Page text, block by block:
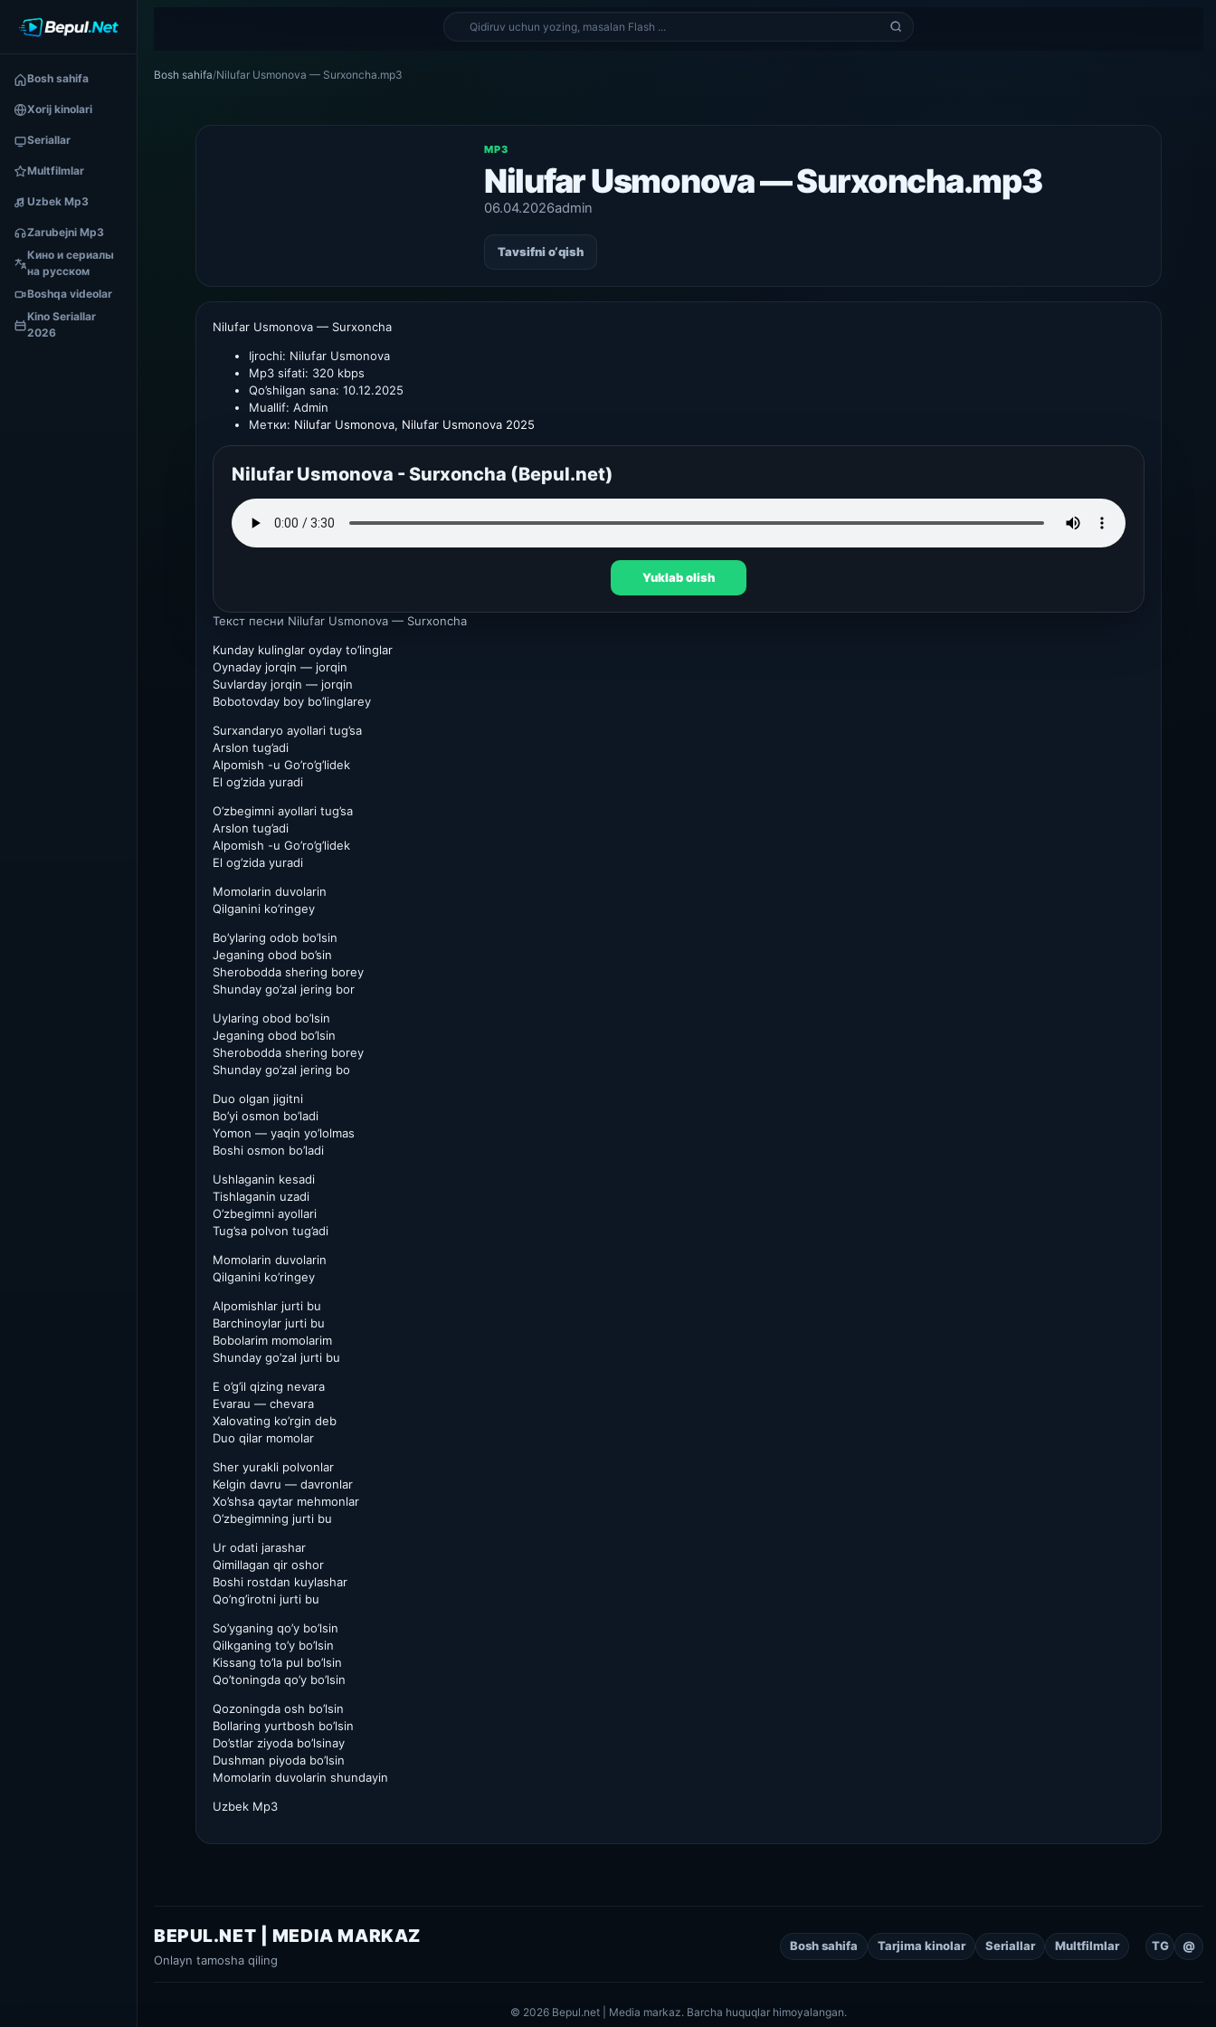
Bosh sahifa
Xorij kinolari
Seriallar
Multfilmlar
Uzbek Mp3
Zarubejni Mp3
Кино и сериалы
на русском
Boshqa videolar
Kino Seriallar
2026
Bosh sahifa/Nilufar Usmonova — Surxoncha.mp3
MP3
Nilufar Usmonova — Surxoncha.mp3
06.04.2026admin
Tavsifni o‘qish
Nilufar Usmonova — Surxoncha
Ijrochi: Nilufar Usmonova
Mp3 sifati: 320 kbps
Qo’shilgan sana: 10.12.2025
Muallif: Admin
Метки: Nilufar Usmonova, Nilufar Usmonova 2025
Nilufar Usmonova - Surxoncha (Bepul.net)
Yuklab olish
Текст песни Nilufar Usmonova — Surxoncha
Kunday kulinglar oyday to’linglar
Oynaday jorqin — jorqin
Suvlarday jorqin — jorqin
Bobotovday boy bo’linglarey
Surxandaryo ayollari tug’sa
Arslon tug’adi
Alpomish -u Go’ro’g’lidek
El og’zida yuradi
O’zbegimni ayollari tug’sa
Arslon tug’adi
Alpomish -u Go’ro’g’lidek
El og’zida yuradi
Momolarin duvolarin
Qilganini ko’ringey
Bo’ylaring odob bo’lsin
Jeganing obod bo’sin
Sherobodda shering borey
Shunday go’zal jering bor
Uylaring obod bo’lsin
Jeganing obod bo’lsin
Sherobodda shering borey
Shunday go’zal jering bo
Duo olgan jigitni
Bo’yi osmon bo’ladi
Yomon — yaqin yo’lolmas
Boshi osmon bo’ladi
Ushlaganin kesadi
Tishlaganin uzadi
O’zbegimni ayollari
Tug’sa polvon tug’adi
Momolarin duvolarin
Qilganini ko’ringey
Alpomishlar jurti bu
Barchinoylar jurti bu
Bobolarim momolarim
Shunday go’zal jurti bu
E o’g’il qizing nevara
Evarau — chevara
Xalovating ko’rgin deb
Duo qilar momolar
Sher yurakli polvonlar
Kelgin davru — davronlar
Xo’shsa qaytar mehmonlar
O’zbegimning jurti bu
Ur odati jarashar
Qimillagan qir oshor
Boshi rostdan kuylashar
Qo’ng’irotni jurti bu
So’yganing qo’y bo’lsin
Qilkganing to’y bo’lsin
Kissang to’la pul bo’lsin
Qo’toningda qo’y bo’lsin
Qozoningda osh bo’lsin
Bollaring yurtbosh bo’lsin
Do’stlar ziyoda bo’lsinay
Dushman piyoda bo’lsin
Momolarin duvolarin shundayin
Uzbek Mp3
BEPUL.NET | MEDIA MARKAZ
Onlayn tamosha qiling
Bosh sahifa Tarjima kinolar Seriallar Multfilmlar TG @
© 2026 Bepul.net | Media markaz. Barcha huquqlar himoyalangan.